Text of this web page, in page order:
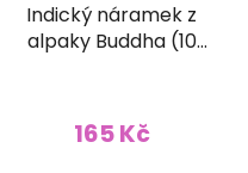
Indický náramek z
alpaky Buddha (10
165 Kč